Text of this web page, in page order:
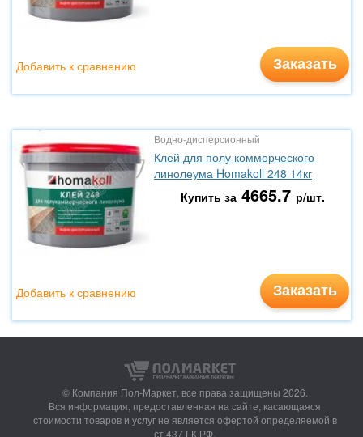
Заказать
Добавить к сравнению
Водно-дисперсионный
Клей для полу коммерческого
линолеума Homakoll 248 14кг
Купить за 4665.7 р/шт.
Заказать
Добавить к сравнению
© Компания Пол-Маркет, все права защищены 2026.
Вся информация, предоставленная на сайте, касающаяся
стоимости товаров и услуг не является офертой определяемой в
ст.437 ГК РФ.